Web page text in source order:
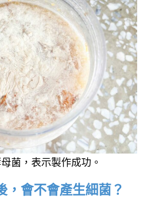
菌，表示製作成功。
，會不會產生細菌？